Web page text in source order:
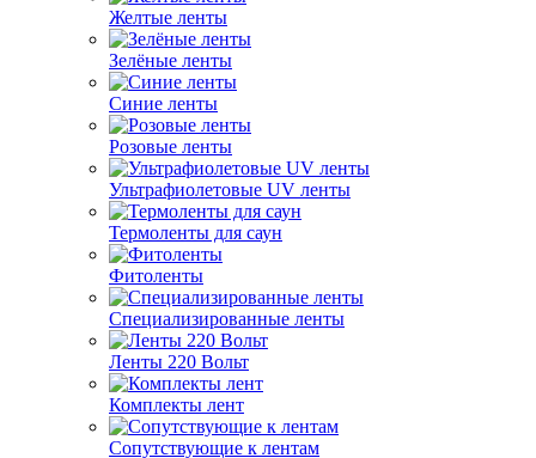
Желтые ленты
Зелёные ленты
Синие ленты
Розовые ленты
Ультрафиолетовые UV ленты
Термоленты для саун
Фитоленты
Специализированные ленты
Ленты 220 Вольт
Комплекты лент
Сопутствующие к лентам